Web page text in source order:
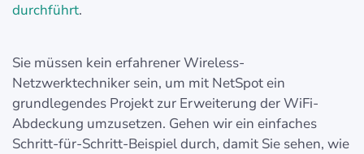
durchführt.
Sie müssen kein erfahrener Wireless-
Netzwerktechniker sein, um mit NetSpot ein
grundlegendes Projekt zur Erweiterung der WiFi-
Abdeckung umzusetzen. Gehen wir ein einfaches
Schritt-für-Schritt-Beispiel durch, damit Sie sehen, wie